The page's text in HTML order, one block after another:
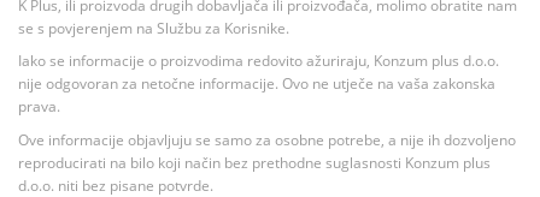
K Plus, ili proizvoda drugih dobavljača ili proizvođača, molimo obratite nam
se s povjerenjem na Službu za Korisnike.
Iako se informacije o proizvodima redovito ažuriraju, Konzum plus d.o.o.
nije odgovoran za netočne informacije. Ovo ne utječe na vaša zakonska
prava.
Ove informacije objavljuju se samo za osobne potrebe, a nije ih dozvoljeno
reproducirati na bilo koji način bez prethodne suglasnosti Konzum plus
d.o.o. niti bez pisane potvrde.